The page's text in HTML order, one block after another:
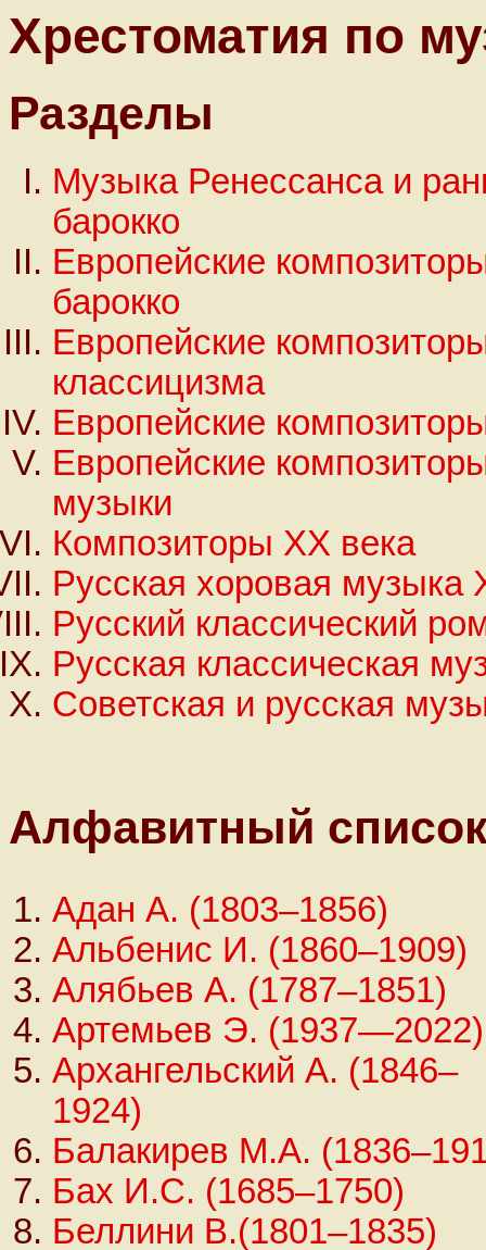
Хрестоматия по
Разделы
Музыка Ренессанса и
барокко
Европейские
барокко
Европейские
классицизма
Европейские
Европейские
музыки
Композиторы XX века
Русская хоровая музыка
Русский классический
Русская классическая
Советская и русская
Алфавитный
Адан А. (1803–1856)
Альбенис И. (1860–1909)
Алябьев А. (1787–1851)
Артемьев Э. (1937—2022)
Архангельский А. (1846–
1924)
Балакирев М.А.
Бах И.С. (1685–1750)
Беллини В.(1801–1835)